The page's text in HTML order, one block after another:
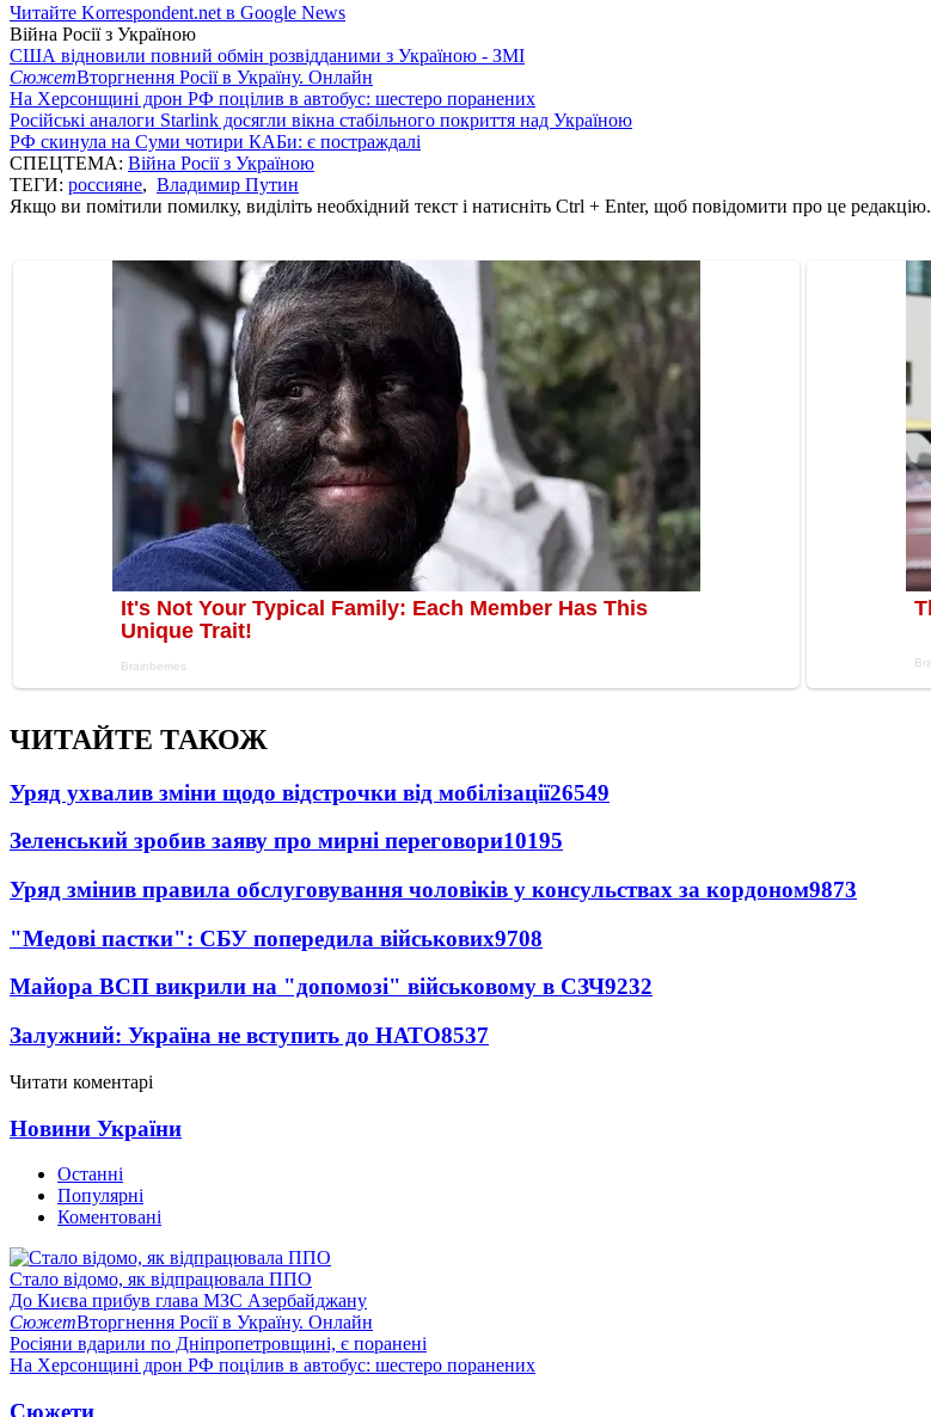
Читайте Korrespondent.net в Google News
Війна Росії з Україною
США відновили повний обмін розвідданими з Україною - ЗМІ
СюжетВторгнення Росії в Україну. Онлайн
На Херсонщині дрон РФ поцілив в автобус: шестеро поранених
Російські аналоги Starlink досягли вікна стабільного покриття над Україною
РФ скинула на Суми чотири КАБи: є постраждалі
СПЕЦТЕМА: Війна Росії з Україною
ТЕГИ: россияне, Владимир Путин
Якщо ви помітили помилку, виділіть необхідний текст і натисніть Ctrl + Enter, щоб повідомити про це редакцію.
ЧИТАЙТЕ ТАКОЖ
Уряд ухвалив зміни щодо відстрочки від мобілізації26549
Зеленський зробив заяву про мирні переговори10195
Уряд змінив правила обслуговування чоловіків у консульствах за кордоном9873
"Медові пастки": СБУ попередила військових9708
Майора ВСП викрили на "допомозі" військовому в СЗЧ9232
Залужний: Україна не вступить до НАТО8537
Читати коментарі
Новини України
Останні
Популярні
Коментовані
Стало відомо, як відпрацювала ППО
До Києва прибув глава МЗС Азербайджану
СюжетВторгнення Росії в Україну. Онлайн
Росіяни вдарили по Дніпропетровщині, є поранені
На Херсонщині дрон РФ поцілив в автобус: шестеро поранених
Сюжети